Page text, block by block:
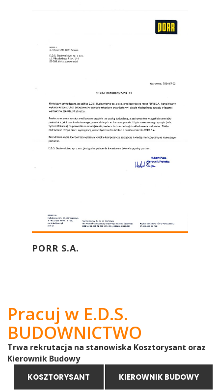
PORR S.A.
Pracuj w E.D.S.
BUDOWNICTWO
Trwa rekrutacja na stanowiska Kosztorysant oraz
Kierownik Budowy
KOSZTORYSANT KIEROWNIK BUDOWY